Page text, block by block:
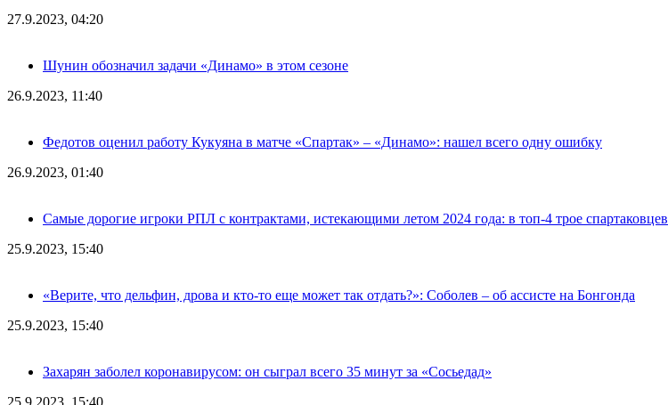
27.9.2023, 04:20
Шунин обозначил задачи «Динамо» в этом сезоне
26.9.2023, 11:40
Федотов оценил работу Кукуяна в матче «Спартак» – «Динамо»: нашел всего одну ошибку
26.9.2023, 01:40
Самые дорогие игроки РПЛ с контрактами, истекающими летом 2024 года: в топ-4 трое спартаковцев
25.9.2023, 15:40
«Верите, что дельфин, дрова и кто-то еще может так отдать?»: Соболев – об ассисте на Бонгонда
25.9.2023, 15:40
Захарян заболел коронавирусом: он сыграл всего 35 минут за «Сосьедад»
25.9.2023, 15:40